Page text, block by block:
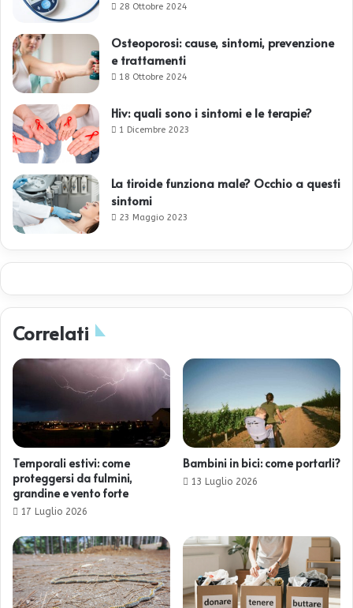
28 Ottobre 2024
Osteoporosi: cause, sintomi, prevenzione
e trattamenti
18 Ottobre 2024
Hiv: quali sono i sintomi e le terapie?
1 Dicembre 2023
La tiroide funziona male? Occhio a questi
sintomi
23 Maggio 2023
Correlati
Temporali estivi: come
proteggersi da fulmini,
grandine e vento forte
17 Luglio 2026
Bambini in bici: come portarli?
13 Luglio 2026